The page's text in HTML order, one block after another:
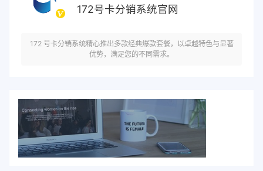
172号卡分销系统官网
172 号卡分销系统精心推出多款经典爆款套餐，以卓越特色与显著
优势，满足您的不同需求。